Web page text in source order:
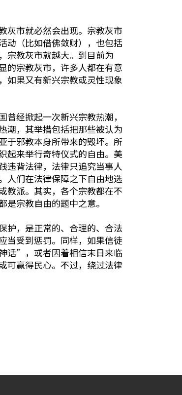
灰市就必然会出现。宗教灰市
动（比如借佛敛财），也包括
宗教灰市就越大。到目前为
的宗教灰市，许多人都在有意
如果又有新兴宗教或灵性现象
经掀起一次新兴宗教热潮，
，其举措包括把那些被认为
于邪教本身所带来的毁坏。所
起来举行奇特仪式的自由。美
违背法律，法律只追究当事人
人们在法律保障之下自由地选
教派。其实，各个宗教都在不
宗教自由的题中之意。
护，是正常的、合理的、合法
当受到惩罚。同样，如果信徒
话”，或者因着相信末日来临
可赢得民心。不过，绕过法律